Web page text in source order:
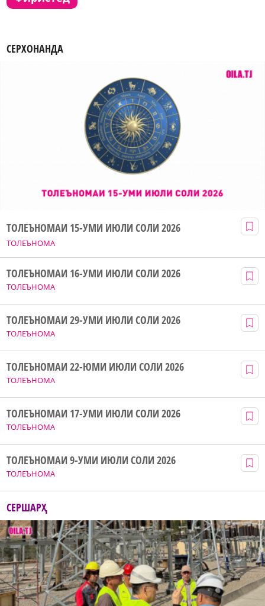
СЕРХОНАНДА
ТОЛЕЪНОМА
ТОЛЕЪНОМАИ 15-УМИ ИЮЛИ СОЛИ 2026
ТОЛЕЪНОМА
ТОЛЕЪНОМАИ 16-УМИ ИЮЛИ СОЛИ 2026
ТОЛЕЪНОМА
ТОЛЕЪНОМАИ 29-УМИ ИЮЛИ СОЛИ 2026
ТОЛЕЪНОМА
ТОЛЕЪНОМАИ 22-ЮМИ ИЮЛИ СОЛИ 2026
ТОЛЕЪНОМА
ТОЛЕЪНОМАИ 17-УМИ ИЮЛИ СОЛИ 2026
ТОЛЕЪНОМА
ТОЛЕЪНОМАИ 9-УМИ ИЮЛИ СОЛИ 2026
СЕРШАРҲ